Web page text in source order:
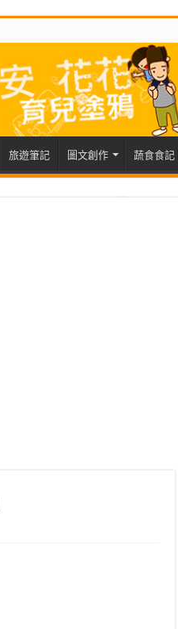
旅遊筆記 圖文創作 蔬食食記